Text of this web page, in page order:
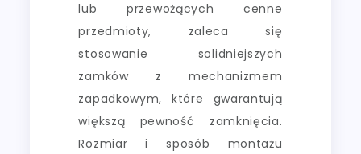
lub przewożących cenne
przedmioty, zaleca się
stosowanie solidniejszych
zamków z mechanizmem
zapadkowym, które gwarantują
większą pewność zamknięcia.
Rozmiar i sposób montażu